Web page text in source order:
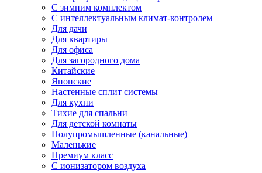
С зимним комплектом
С интеллектуальным климат-контролем
Для дачи
Для квартиры
Для офиса
Для загородного дома
Китайские
Японские
Настенные сплит системы
Для кухни
Тихие для спальни
Для детской комнаты
Полупромышленные (канальные)
Маленькие
Премиум класс
C ионизатором воздуха